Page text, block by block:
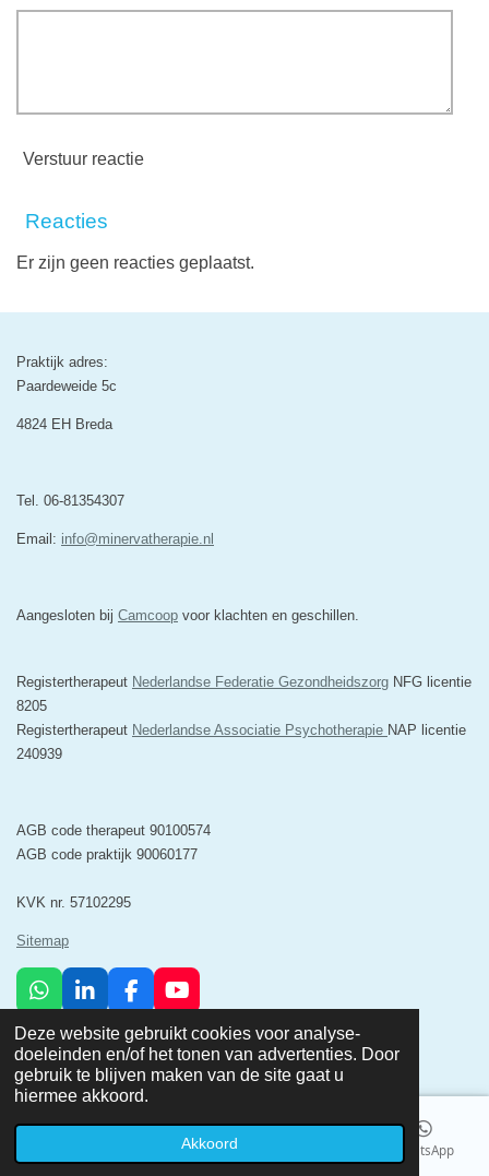
Deze website gebruikt cookies voor analyse-
doeleinden en/of het tonen van advertenties. Door
gebruik te blijven maken van de site gaat u
hiermee akkoord.
Akkoord
Verstuur reactie
Reacties
Er zijn geen reacties geplaatst.
Praktijk adres:
Paardeweide 5c
4824 EH Breda
Tel. 06-81354307
Email: info@minervatherapie.nl
Aangesloten bij Camcoop voor klachten en geschillen.
Registertherapeut Nederlandse Federatie Gezondheidszorg NFG licentie
8205
Registertherapeut Nederlandse Associatie Psychotherapie NAP licentie
240939
AGB code therapeut 90100574
AGB code praktijk 90060177
KVK nr. 57102295
Sitemap
W
a
t
s
A
p
L
n
k
e
d
I
F
c
e
b
o
o
Y
u
T
u
e
© 2025 Minerva Psychosociale Zorg & Relatietherapie Breda
Powered byJouwWeb
Kaart WhatsApp